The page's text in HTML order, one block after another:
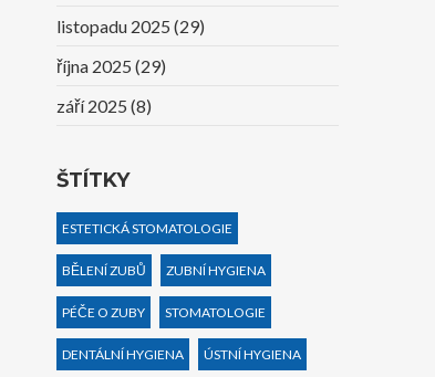
listopadu 2025 (29)
října 2025 (29)
září 2025 (8)
ŠTÍTKY
ESTETICKÁ STOMATOLOGIE
BĚLENÍ ZUBŮ ZUBNÍ HYGIENA
PÉČE O ZUBY STOMATOLOGIE
DENTÁLNÍ HYGIENA ÚSTNÍ HYGIENA